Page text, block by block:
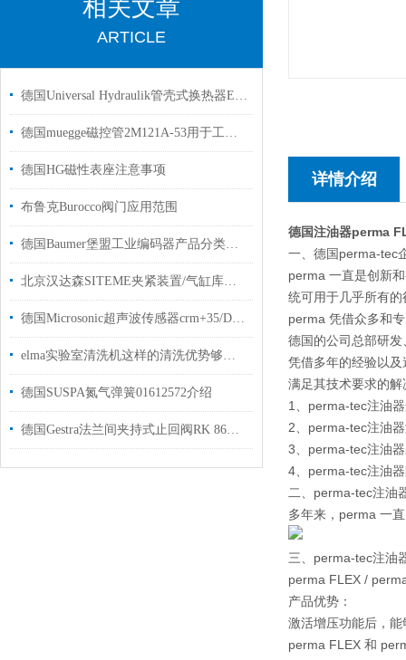
相关文章
ARTICLE
德国Universal Hydraulik管壳式换热器EKM-708-T-CN-R用于橡胶轮胎行业
德国muegge磁控管2M121A-53用于工业半导体行业使用
德国HG磁性表座注意事项
布鲁克Burocco阀门应用范围
德国Baumer堡盟工业编码器产品分类及应用
北京汉达森SITEME夹紧装置/气缸库存现货型号增加
德国Microsonic超声波传感器crm+35/D/TC/E距离测量范围为 30 mm 至 8 m
elma实验室清洗机这样的清洗优势够明显了吧
德国SUSPA氮气弹簧01612572介绍
德国Gestra法兰间夹持式止回阀RK 86A工厂现货提供报关单
详情介绍
德国注油器perma
一、德国perma-tec
perma 一直是创新
统可用于几乎所有
perma 凭借众多和
德国的公司总部研
凭借多年的经验以
满足其技术要求的解
1、perma-tec注油
2、perma-tec注油
3、perma-tec注油
4、perma-tec注油
二、perma-tec注油
多年来，perma 一
三、perma-tec注油
perma FLEX /
产品优势：
激活增压功能后，
perma FLEX 和